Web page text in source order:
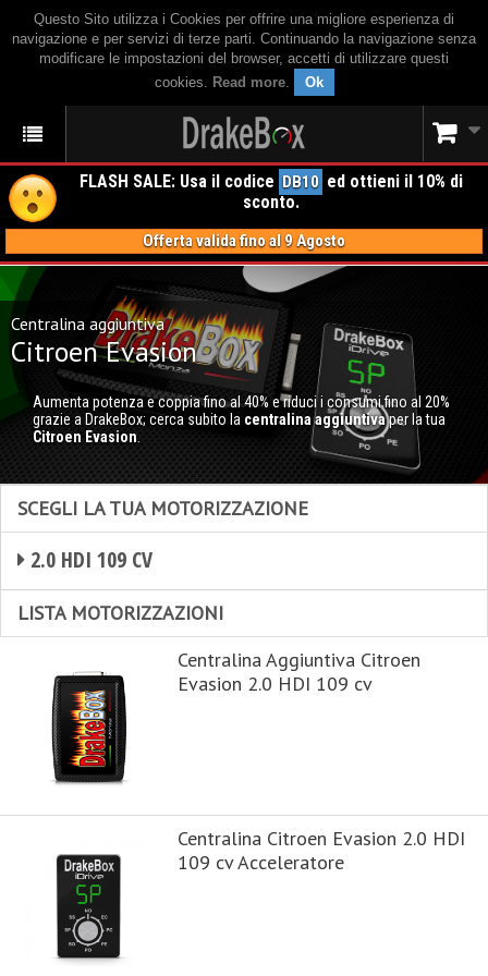
Questo Sito utilizza i Cookies per offrire una migliore esperienza di
navigazione e per servizi di terze parti. Continuando la navigazione senza
modificare le impostazioni del browser, accetti di utilizzare questi
cookies. Read more. Ok
FLASH SALE: Usa il codice DB10 ed ottieni il 10% di
sconto.
Offerta valida fino al 9 Agosto
Centralina aggiuntiva
Citroen Evasion
Aumenta potenza e coppia fino al 40% e riduci i consumi fino al 20%
grazie a DrakeBox; cerca subito la centralina aggiuntivaper la tua
Citroen Evasion
SCEGLI LA TUA MOTORIZZAZIONE
2.0 HDI 109 CV
LISTA MOTORIZZAZIONI
Centralina Aggiuntiva Citroen
Evasion 2.0 HDI 109 cv
Centralina Citroen Evasion 2.0 HDI
109 cv Acceleratore